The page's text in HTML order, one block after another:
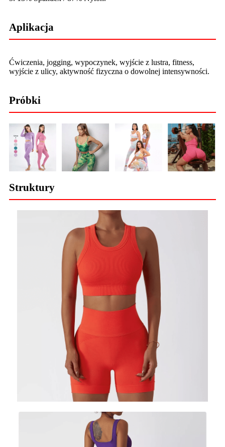
Aplikacja
Ćwiczenia, jogging, wypoczynek, wyjście z lustra, fitness,
wyjście z ulicy, aktywność fizyczna o dowolnej intensywności.
Próbki
Struktury